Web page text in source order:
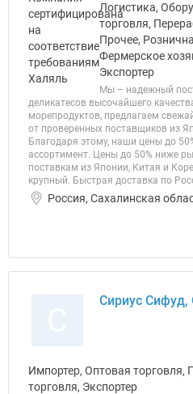
Логистика,
торговля,
Прочее,
Фермерское
Экспортер
Мы – надежный
деликатесов высочайшего
морепродуктов, предлагаем
от проверенных поставщиков из
Благодаря этому, наши цены до
ассортимент. Цены до 50% ниже
поставкам из Японии, Китая и
крупный. Быстрая доставка по
Россия, Сахалинская
Сириус
Импортер, Оптовая торговля,
торговля, Экспортер